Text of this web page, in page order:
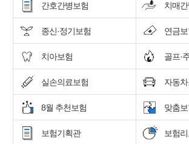
간호간병보험 치매
종신·정기보험 연금
치아보험 골프·
실손의료보험 자동
8월 추천보험 맞춤
보험기획관 보험